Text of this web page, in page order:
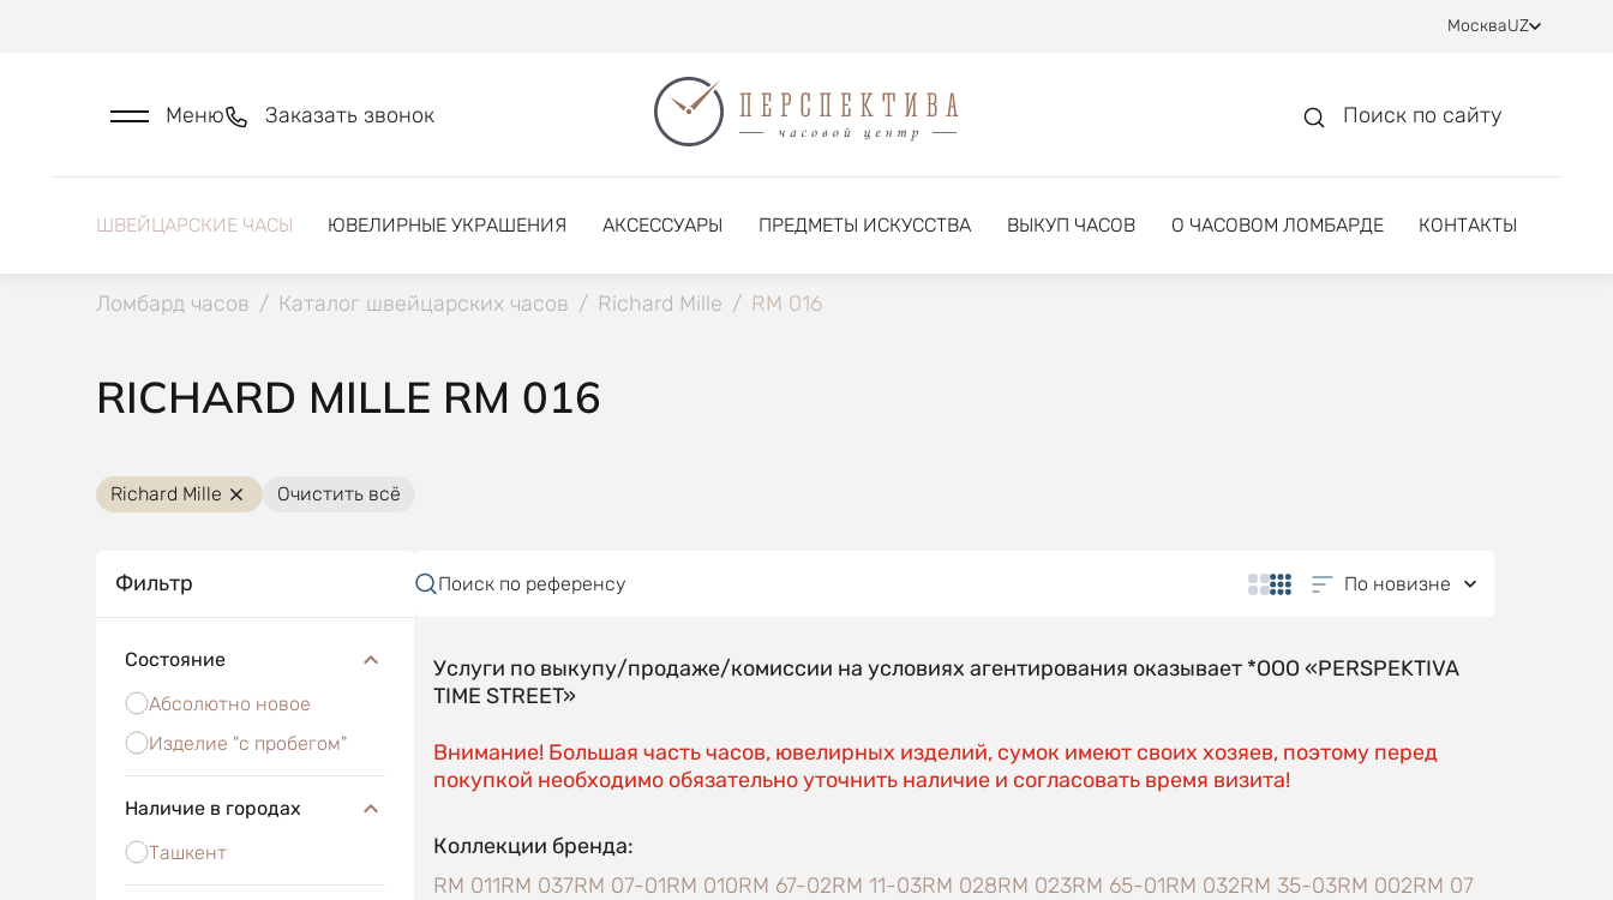
МоскваUZ
Меню Заказать звонок Поиск по сайту
ШВЕЙЦАРСКИЕ ЧАСЫ ЮВЕЛИРНЫЕ УКРАШЕНИЯ АКСЕССУАРЫ ПРЕДМЕТЫ ИСКУССТВА ВЫКУП ЧАСОВ О ЧАСОВОМ ЛОМБАРДЕ КОНТАКТЫ
Ломбард часов / Каталог швейцарских часов / Richard Mille / RM 016
RICHARD MILLE RM 016
Richard Mille Очистить всё
Фильтр
Состояние
Абсолютно новое
Изделие "с пробегом"
Наличие в городах
Ташкент
Поиск по референсу По новизне
Услуги по выкупу/продаже/комиссии на условиях агентирования оказывает *OOO «PERSPEKTIVA
TIME STREET»
Внимание! Большая часть часов, ювелирных изделий, сумок имеют своих хозяев, поэтому перед
покупкой необходимо обязательно уточнить наличие и согласовать время визита!
Коллекции бренда:
RM 011RM 037RM 07-01RM 010RM 67-02RM 11-03RM 028RM 023RM 65-01RM 032RM 35-03RM 002RM 07Split Seconds